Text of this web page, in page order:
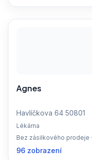
Agnes
Havlíčkova 64 50801
Lékárna
Bez zásilkového prodeje
96 zobrazení